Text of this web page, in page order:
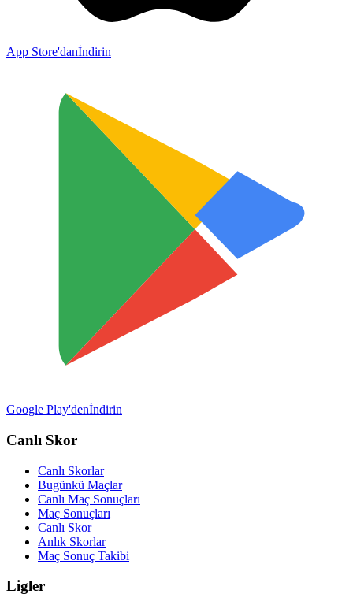
App Store'danİndirin
Google Play'denİndirin
Canlı Skor
Canlı Skorlar
Bugünkü Maçlar
Canlı Maç Sonuçları
Maç Sonuçları
Canlı Skor
Anlık Skorlar
Maç Sonuç Takibi
Ligler